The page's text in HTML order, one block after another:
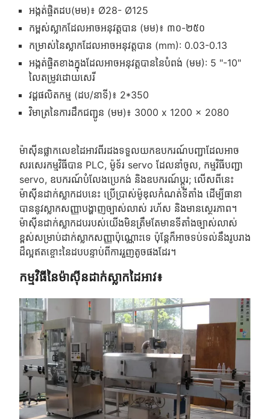
អង្កត់ផ្ចិតដប(មម)៖ Ø28- Ø125
កម្ពស់ស្លាកដែលអាចអនុវត្តបាន (មម)៖ ៣០-២៥០
កម្រាស់នៃស្លាកដែលអាចអនុវត្តបាន (mm): 0.03-0.13
អង្កត់ផ្ចិតខាងក្នុងដែលអាចអនុវត្តបាននៃបំពង់ (មម): 5 "-10"
លៃតម្រូវដោយសេរី
វដ្តផលិតកម្ម (ដប/នាទី)៖ 2*350
វិមាត្រនៃការដឹកជញ្ជូន (មម)៖ 3000 x 1200 x 2080
ម៉ាស៊ីនផ្លាកលេខដៃអាវពីរដងទទួលយកឧបករណ៍បញ្ជាដែលអាច
សរសេរកម្មវិធីបាន PLC, ម៉ូទ័រ servo ដែលនាំចូល, កម្មវិធីបញ្ជា
servo, ឧបករណ៍បំលែងប្រេកង់ និងឧបករណ៍ប្តូរ; លើសពីនេះ
ម៉ាស៊ីនដាក់ស្លាកដបនេះ ប្រើប្រាស់ម៉ូឌុលកំណត់ទីតាំង ដើម្បីធានា
បាននូវស្លាកសញ្ញាបង្ហាញច្បាស់លាស់ រហ័ស និងមានស្ថេរភាព។
ម៉ាស៊ីនដាក់ស្លាកដបរបស់យើងមិនត្រឹមតែមានទីតាំងច្បាស់លាស់
ខ្ពស់សម្រាប់ដាក់ស្លាកសញ្ញាប៉ុណ្ណោះទេ ប៉ុន្តែក៏អាចទប់ទល់នឹងរូបរាង
ដ៏ល្អឥតខ្ចោះនៃដបបន្ទាប់ពីការរួញតូចផងដែរ។
កម្មវិធីនៃម៉ាស៊ីនដាក់ស្លាកដៃអាវ៖